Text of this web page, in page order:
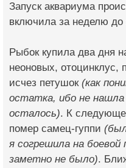
Запуск аквариума
включила за неделю до
Рыбок купила два дня
неоновых, отоцинклус,
исчез петушок (как
остатка, ибо не
осталось). К
помер самец-гуппи
я согрешила на
заметно не было).